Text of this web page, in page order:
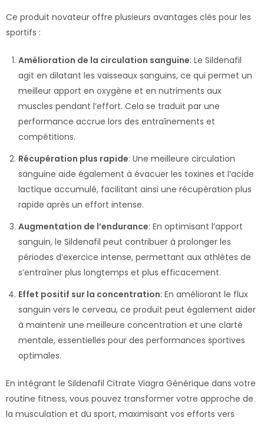
Ce produit novateur offre plusieurs avantages clés pour les
sportifs :
Amélioration de la circulation sanguine: Le Sildenafil
agit en dilatant les vaisseaux sanguins, ce qui permet un
meilleur apport en oxygène et en nutriments aux
muscles pendant l’effort. Cela se traduit par une
performance accrue lors des entraînements et
compétitions.
Récupération plus rapide: Une meilleure circulation
sanguine aide également à évacuer les toxines et l’acide
lactique accumulé, facilitant ainsi une récupération plus
rapide après un effort intense.
Augmentation de l’endurance: En optimisant l’apport
sanguin, le Sildenafil peut contribuer à prolonger les
périodes d’exercice intense, permettant aux athlètes de
s’entraîner plus longtemps et plus efficacement.
Effet positif sur la concentration: En améliorant le flux
sanguin vers le cerveau, ce produit peut également aider
à maintenir une meilleure concentration et une clarté
mentale, essentielles pour des performances sportives
optimales.
En intégrant le Sildenafil Citrate Viagra Générique dans votre
routine fitness, vous pouvez transformer votre approche de
la musculation et du sport, maximisant vos efforts vers